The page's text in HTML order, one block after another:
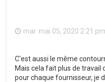
mar. mai 05, 2020 2:21 pm
C'est aussi le même
Mais cela fait plus de travail
pour chaque fournisseur, je